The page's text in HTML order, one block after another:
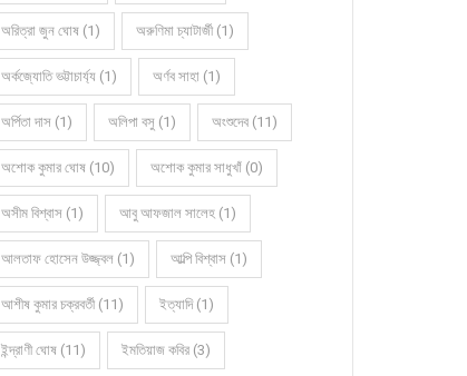
অরিত্রা জুন ঘোষ (1) অরুণিমা চ্যাটার্জী (1)
অর্কজ্যোতি ভট্টাচার্য্য (1) অর্ণব সাহা (1)
অর্পিতা দাস (1) অলিপা বসু (1) অংশুদেব (11)
অশোক কুমার ঘোষ (10) অশোক কুমার সাধুখাঁ (0)
অসীম বিশ্বাস (1) আবু আফজাল সালেহ (1)
আলতাফ হোসেন উজ্জ্বল (1) আল্পি বিশ্বাস (1)
আশীষ কুমার চক্রবর্তী (11) ইত্যাদি (1)
ইন্দ্রাণী ঘোষ (11) ইমতিয়াজ কবির (3)